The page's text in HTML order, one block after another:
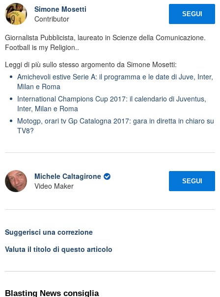
Simone Mosetti
Contributor
SEGUI
Giornalista Pubblicista, laureato in Scienze della Comunicazione.
Football is my Religion..
Leggi di più sullo stesso argomento da Simone Mosetti:
Amichevoli estive Serie A: il programma e le date di Juve, Inter,
Milan e Roma
International Champions Cup 2017: il calendario di Juventus,
Inter, Milan e Roma
Motogp, orari tv Gp Catalogna 2017: gara in diretta in chiaro su
TV8?
Michele Caltagirone
Video Maker
SEGUI
Suggerisci una correzione
Valuta il titolo di questo articolo
Blasting News consiglia